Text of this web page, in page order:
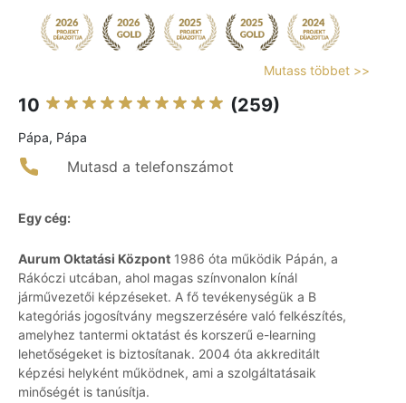
Mutass többet >>
10 (259)
Pápa, Pápa
Mutasd a telefonszámot
Egy cég:
Aurum Oktatási Központ 1986 óta működik Pápán, a
Rákóczi utcában, ahol magas színvonalon kínál
járművezetői képzéseket. A fő tevékenységük a B
kategóriás jogosítvány megszerzésére való felkészítés,
amelyhez tantermi oktatást és korszerű e-learning
lehetőségeket is biztosítanak. 2004 óta akkreditált
képzési helyként működnek, ami a szolgáltatásaik
minőségét is tanúsítja.